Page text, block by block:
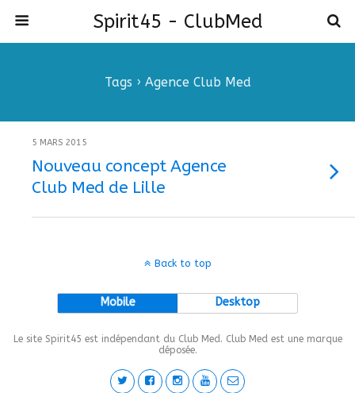
Spirit45 - ClubMed
Tags › Agence Club Med
5 MARS 2015
Nouveau concept Agence
Club Med de Lille
Back to top
Mobile Desktop
Le site Spirit45 est indépendant du Club Med. Club Med est une marque
déposée.